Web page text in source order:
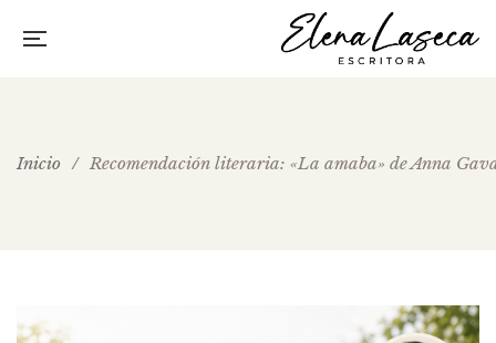
Inicio / Recomendación literaria: «La amaba» de Anna